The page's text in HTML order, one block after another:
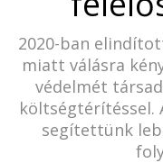
2020-ban
miatt válásra
védelmét
költségtérítéssel.
segítettünk